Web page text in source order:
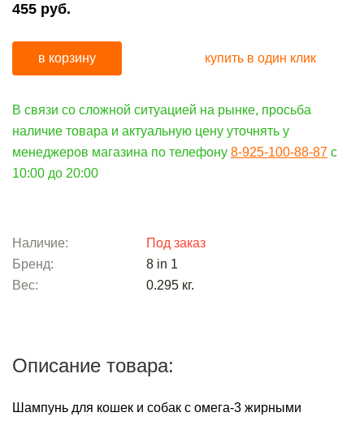
455 руб.
в корзину купить в один клик
В связи со сложной ситуацией на рынке, просьба
наличие товара и актуальную цену уточнять у
менеджеров магазина по телефону 8-925-100-88-87 c
10:00 до 20:00
Наличие:
Под заказ
Бренд:
8 in 1
Вес:
0.295 кг.
Описание товара:
Шампунь для кошек и собак с омега-3 жирными